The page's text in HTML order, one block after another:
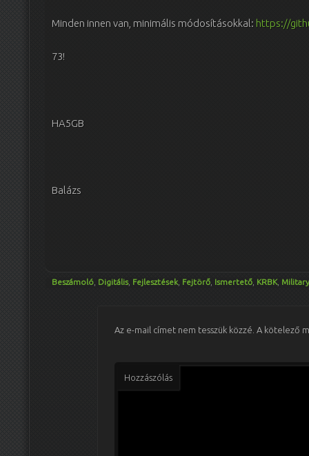
Minden innen van, minimális módosításokkal: https://
73!
HA5GB
Balázs
Beszámoló Digitális, Fejlesztések Fejtörő Ismertető KRBK, Military
Az e-mail címet nem tesszük közzé. A kötelező
Hozzászólás